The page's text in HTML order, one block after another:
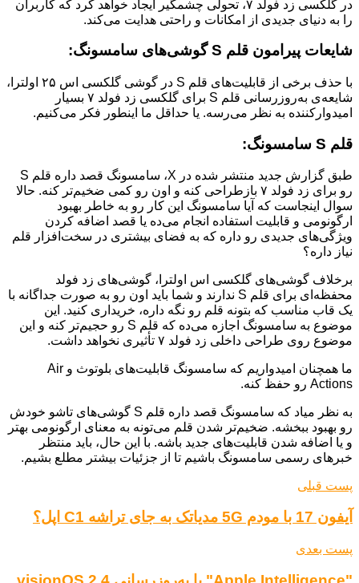
در گلکسی زد فولد ۷، تحولی چشمگیر ایجاد خواهد کرد که کاربران
را به دنیای جدیدی از امکانات و راحتی هدایت می‌کند.
شایعات پیرامون قلم S گوشی‌های سامسونگ:
با حذف برخی از قابلیت‌های قلم S در گوشی گلکسی اس ۲۵ اولترا،
شایعه‌ی به‌روزرسانی قلم S برای گلکسی زد فولد ۷ بسیار
امیدوارکننده به نظر می‌رسه. یا حداقل ما اینطور فکر می‌کنیم.
قلم S سامسونگ:
طبق گزارش جدید منتشر شده در X، سامسونگ قصد داره قلم S
رو برای زد فولد ۷ بازطراحی کنه و اون رو کمی ضخیم‌تر کنه. حالا
سوال اینجاست که آیا سامسونگ این کار رو به خاطر بهبود
ارگونومی و قابلیت استفاده انجام می‌ده یا قصد اضافه کردن
ویژگی‌های جدیدی رو داره که به فضای بیشتری در سخت‌افزار قلم
نیاز داره؟
برخلاف گوشی‌های گلکسی اس اولترا، گوشی‌های زد فولد
محفظه‌ای برای قلم S ندارند و شما باید اون رو به صورت جداگانه با
یک قاب مناسب که بتونه قلم رو نگه داره، خریداری کنید. این
موضوع به سامسونگ اجازه می‌ده که قلم S رو حجیم‌تر کنه و این
موضوع روی طراحی داخلی زد فولد ۷ تأثیری نخواهد داشت.
ما همچنان امیدواریم که سامسونگ قابلیت‌های بلوتوث و Air
Actions رو حفظ کنه.
به نظر میاد که سامسونگ قصد داره قلم S گوشی‌های تاشو خودش
رو بهبود ببخشه. ضخیم‌تر شدن قلم می‌تونه به معنای ارگونومی بهتر
و یا اضافه شدن قابلیت‌های جدید باشه. با این حال، باید منتظر
خبرهای رسمی سامسونگ باشیم تا از جزئیات بیشتر مطلع بشیم.
پست قبلی
آیفون 17 با مودم 5G مدیاتک به جای تراشه C1 اپل؟
پست بعدی